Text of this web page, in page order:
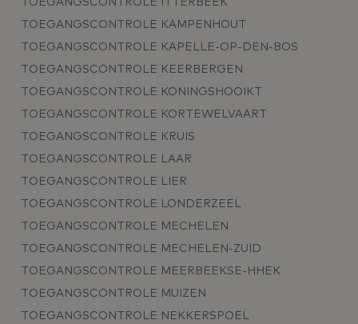
TOEGANGSCONTROLE ITTERBEEK
TOEGANGSCONTROLE KAMPENHOUT
TOEGANGSCONTROLE KAPELLE-OP-DEN-BOS
TOEGANGSCONTROLE KEERBERGEN
TOEGANGSCONTROLE KONINGSHOOIKT
TOEGANGSCONTROLE KORTEWELVAART
TOEGANGSCONTROLE KRUIS
TOEGANGSCONTROLE LAAR
TOEGANGSCONTROLE LIER
TOEGANGSCONTROLE LONDERZEEL
TOEGANGSCONTROLE MECHELEN
TOEGANGSCONTROLE MECHELEN-ZUID
TOEGANGSCONTROLE MEERBEEKSE-HHEK
TOEGANGSCONTROLE MUIZEN
TOEGANGSCONTROLE NEKKERSPOEL